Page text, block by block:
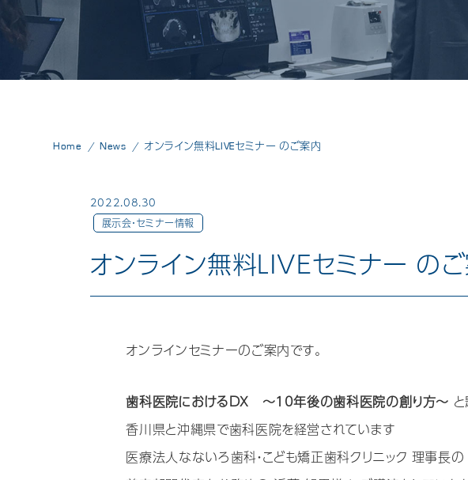
Home News オンライン無料LIVEセミナー のご案内
2022.08.30
展示会・セミナー情報
オンライン無料LIVEセミナー の
オンラインセミナーのご案内です。
歯科医院におけるDX ～10年後の歯科医院の創り方～
香川県と沖縄県で歯科医院を経営されています
医療法人なないろ歯科・こども矯正歯科クリニック 理事長